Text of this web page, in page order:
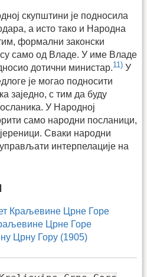
скупштини је подносила
а исто тако и Народна
формални законски
само од Владе. У име Владе
дотични министар.11) У
је могао подносити
заједно, с тим да буду
У Народној
само народни посланици,
Сваки народни
интерпелације на
Краљевине Црне Горе
Црне Горе
Црну Гору (1905)